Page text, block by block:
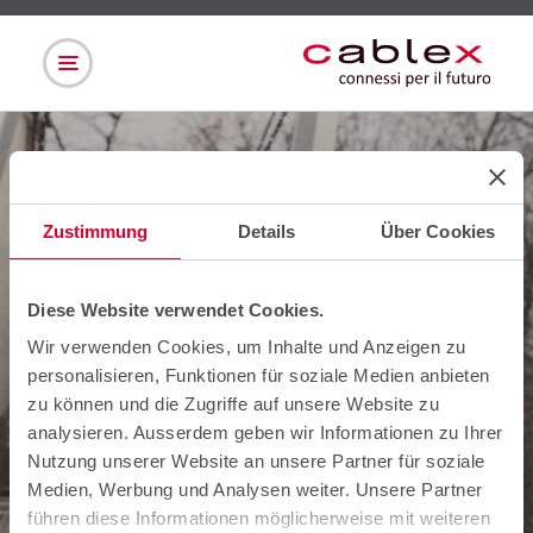
Zustimmung Details Über Cookies
Diese Website verwendet Cookies.
Wir verwenden Cookies, um Inhalte und Anzeigen zu
personalisieren, Funktionen für soziale Medien anbieten
zu können und die Zugriffe auf unsere Website zu
analysieren. Ausserdem geben wir Informationen zu Ihrer
Nutzung unserer Website an unsere Partner für soziale
Medien, Werbung und Analysen weiter. Unsere Partner
führen diese Informationen möglicherweise mit weiteren